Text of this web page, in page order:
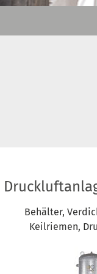
Behälter,
Keilriemen,